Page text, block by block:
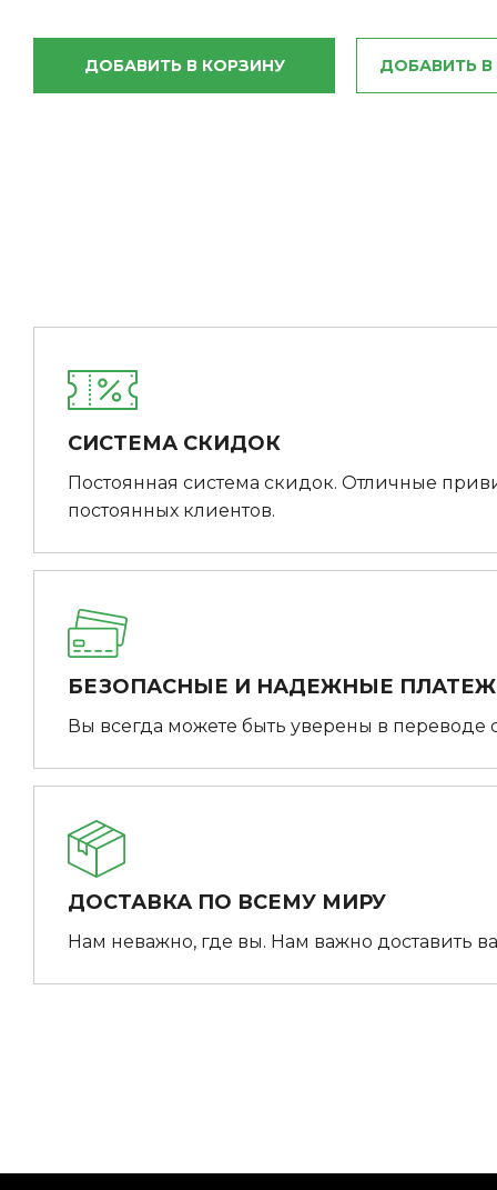
ДОБАВИТЬ В КОРЗИНУ ДОБАВИТЬ
СИСТЕМА СКИДОК
Постоянная система скидок. Отличные
постоянных клиентов.
БЕЗОПАСНЫЕ И НАДЕЖНЫЕ
Вы всегда можете быть уверены в переводе
ДОСТАВКА ПО ВСЕМУ МИРУ
Нам неважно, где вы. Нам важно доставить